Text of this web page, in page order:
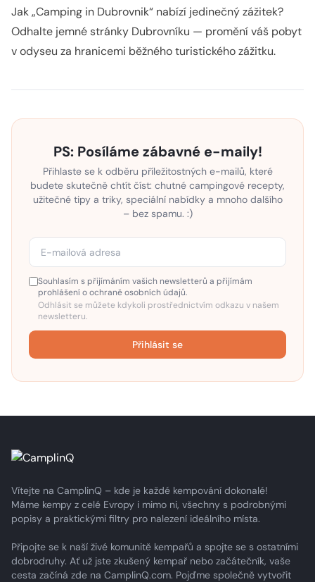
Jak „Camping in Dubrovnik“ nabízí jedinečný zážitek?
Odhalte jemné stránky Dubrovníku — promění váš pobyt
v odyseu za hranicemi běžného turistického zážitku.
PS: Posíláme zábavné e-maily!
Přihlaste se k odběru příležitostných e-mailů, které
budete skutečně chtít číst: chutné campingové recepty,
užitečné tipy a triky, speciální nabídky a mnoho dalšího
– bez spamu. :)
Souhlasím s přijímáním vašich newsletterů a přijímám
prohlášení o ochraně osobních údajů.
Odhlásit se můžete kdykoli prostřednictvím odkazu v našem
newsletteru.
Přihlásit se
Vítejte na CamplinQ – kde je každé kempování dokonalé!
Máme kempy z celé Evropy i mimo ni, všechny s podrobnými
popisy a praktickými filtry pro nalezení ideálního místa.
Připojte se k naší živé komunitě kempařů a spojte se s ostatními
dobrodruhy. Ať už jste zkušený kempař nebo začátečník, vaše
cesta začíná zde na CamplinQ.com. Pojďme společně vytvořit